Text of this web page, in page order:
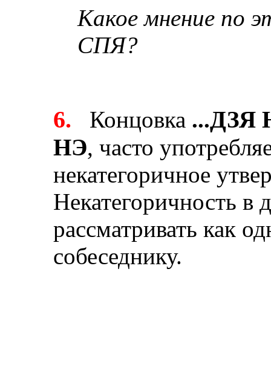
Какое мнение по
СПЯ?
6. Концовка
НЭ, часто
некатегоричное
Некатегоричность в
рассматривать как
собеседнику.